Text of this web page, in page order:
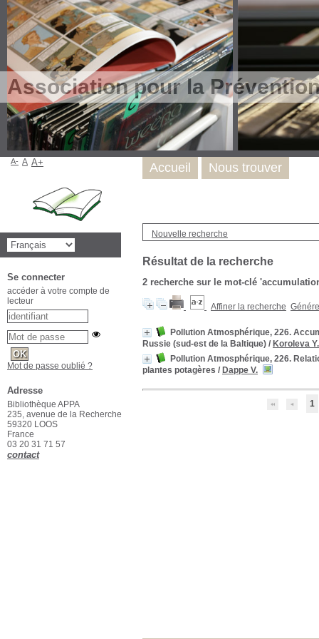
Association pour la
Nouvelle recherche
Résultat de la recherche
2 recherche sur le mot-clé
Affiner la recherche
Pollution Atmosphérique, 226.
Russie (sud-est de la Baltique) / Koroleva Y.
Pollution Atmosphérique, 226.
plantes potagères / Dappe V.
1
Accueil Nous trouver
A- A A+
Se connecter
accéder à votre compte de
lecteur
Mot de passe oublié ?
Adresse
Bibliothèque APPA
235, avenue de la Recherche
59320 LOOS
France
03 20 31 71 57
contact